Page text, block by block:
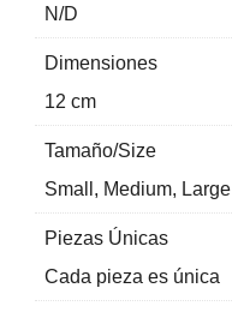
N/D
Dimensiones
12 cm
Tamaño/Size
Small, Medium, Large
Piezas Únicas
Cada pieza es única